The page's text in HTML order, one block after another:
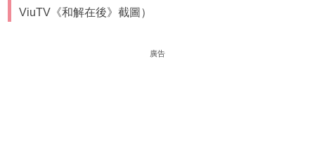
ViuTV《和解在後》截圖）
廣告